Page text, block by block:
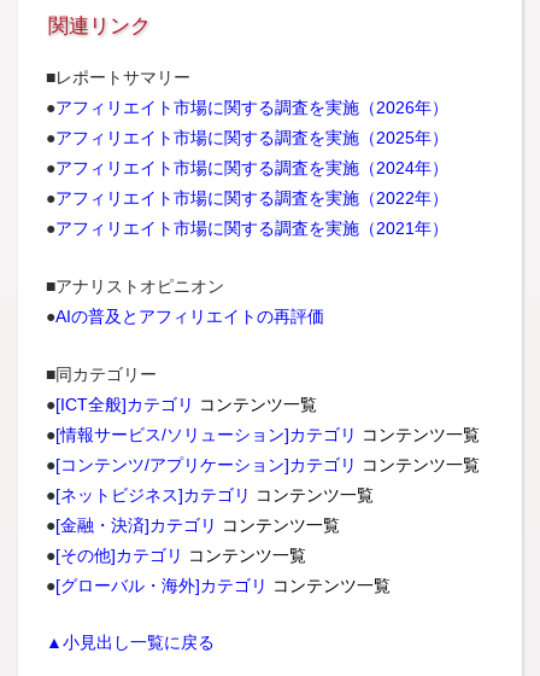
有効会員数
関連リンク
■レポートサマリー
●アフィリエイト市場に関する調査を実施（2026年）
●アフィリエイト市場に関する調査を実施（2025年）
●アフィリエイト市場に関する調査を実施（2024年）
●アフィリエイト市場に関する調査を実施（2022年）
●アフィリエイト市場に関する調査を実施（2021年）
■アナリストオピニオン
●AIの普及とアフィリエイトの再評価
■同カテゴリー
●[ICT全般]カテゴリ コンテンツ一覧
●[情報サービス/ソリューション]カテゴリ コンテンツ一覧
●[コンテンツ/アプリケーション]カテゴリ コンテンツ一覧
●[ネットビジネス]カテゴリ コンテンツ一覧
●[金融・決済]カテゴリ コンテンツ一覧
●[その他]カテゴリ コンテンツ一覧
●[グローバル・海外]カテゴリ コンテンツ一覧
▲小見出し一覧に戻る